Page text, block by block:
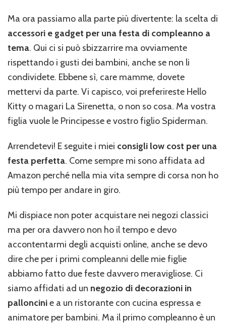
Ma ora passiamo alla parte più divertente: la scelta di
accessori e gadget per una festa di compleanno a
tema. Qui ci si può sbizzarrire ma ovviamente
rispettando i gusti dei bambini, anche se non li
condividete. Ebbene sì, care mamme, dovete
mettervi da parte. Vi capisco, voi preferireste Hello
Kitty o magari La Sirenetta, o non so cosa. Ma vostra
figlia vuole le Principesse e vostro figlio Spiderman.
Arrendetevi! E seguite i miei consigli low cost per una
festa perfetta. Come sempre mi sono affidata ad
Amazon perché nella mia vita sempre di corsa non ho
più tempo per andare in giro.
Mi dispiace non poter acquistare nei negozi classici
ma per ora davvero non ho il tempo e devo
accontentarmi degli acquisti online, anche se devo
dire che per i primi compleanni delle mie figlie
abbiamo fatto due feste davvero meravigliose. Ci
siamo affidati ad un negozio di decorazioni in
palloncinie a un ristorante con cucina espressa e
animatore per bambini. Ma il primo compleanno è un